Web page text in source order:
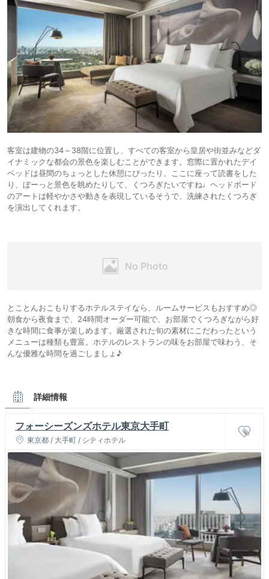
客室は建物の34～38階に位置し、すべての客室から皇居や街並みなどダ
イナミックな都会の景色を楽しむことができます。窓際に置かれたデイ
ベッドは昼間のちょっとした休憩にぴったり。ここに座って読書をした
り、ぼーっと景色を眺めたりして、くつろぎたいですね♩ヘッドボード
のアートは軽やかさや動きを表現しているそうで、洗練されたくつろぎ
を演出してくれます。
とことんおこもりするホテルステイなら、ルームサービスもおすすめ◎
朝食から夜食まで、24時間オーダー可能で、お部屋でくつろぎながら好
きな時間に食事が楽しめます。厳選された旬の素材にこだわったという
メニューは種類も豊富。ホテルのレストランの味をお部屋で味わう、そ
んな優雅な時間を過ごしましょ♪
詳細情報
フォーシーズンズホテル東京大手町
東京都 / 大手町 / シティホテル